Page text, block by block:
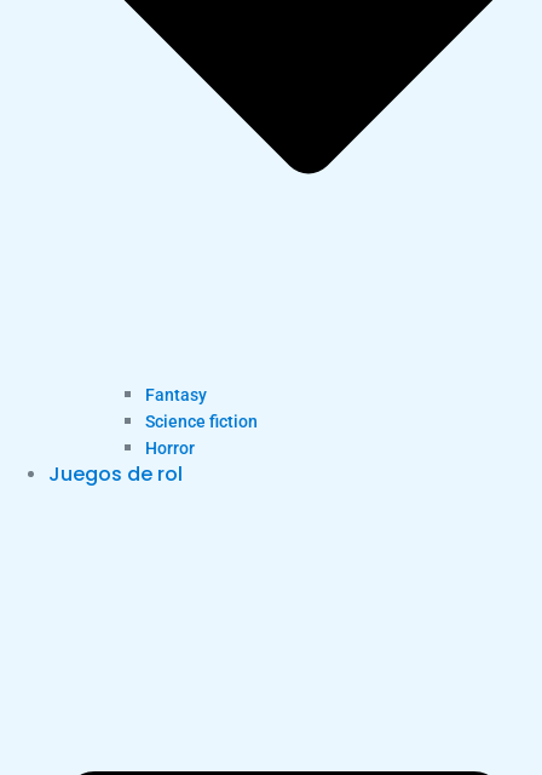
Fantasy
Science fiction
Horror
Juegos de rol